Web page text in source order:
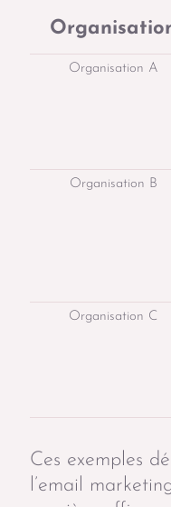
Organisation A
Organisation B
Organisation C
Ces exemples
l’email